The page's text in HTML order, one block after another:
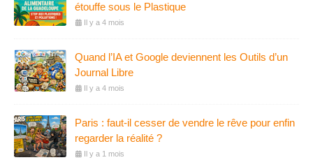
étouffe sous le Plastique
Il y a 4 mois
Quand l’IA et Google deviennent les Outils d’un
Journal Libre
Il y a 4 mois
Paris : faut-il cesser de vendre le rêve pour enfin
regarder la réalité ?
Il y a 1 mois